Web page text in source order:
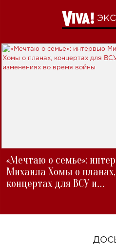
«Мечтаю о семье»:
Михаила Хомы о планах,
концертах для ВСУ и